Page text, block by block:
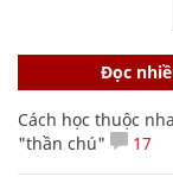
Đọc
Cách học thuộc
"thần chú"
17